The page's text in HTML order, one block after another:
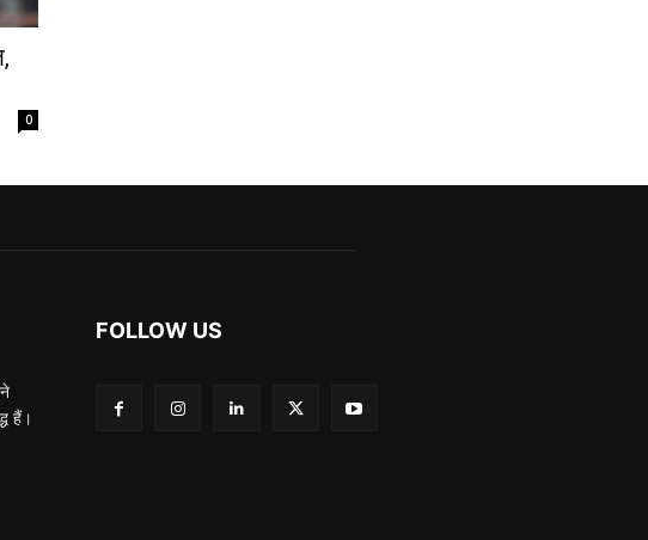
0
हैं।
FOLLOW US